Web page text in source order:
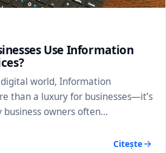
Use Information
digital world, Information
than a luxury for businesses—it’s
business owners often…
Citește